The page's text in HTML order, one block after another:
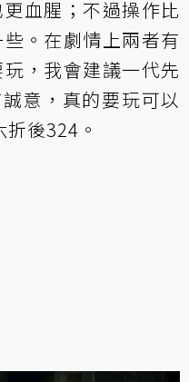
血腥；不過操作比
。在劇情上兩者有
，我會建議一代先
意，真的要玩可以
後324。